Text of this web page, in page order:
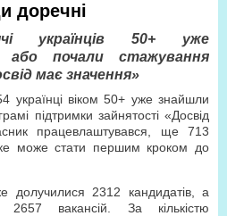
доречні
українців 50+ уже
або почали стажування
має значення»
українці віком 50+ уже знайшли
підтримки зайнятості «Досвід
працевлаштувався, ще 713
може стати першим кроком до
долучилися 2312 кандидатів, а
2657 вакансій. За кількістю